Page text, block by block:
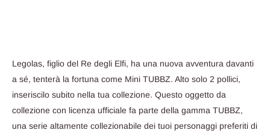
Legolas, figlio del Re degli Elfi, ha una nuova avventura davanti
a sé, tenterà la fortuna come Mini TUBBZ. Alto solo 2 pollici,
inseriscilo subito nella tua collezione. Questo oggetto da
collezione con licenza ufficiale fa parte della gamma TUBBZ,
una serie altamente collezionabile dei tuoi personaggi preferiti di